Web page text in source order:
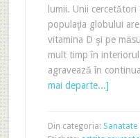
lumii. Unii
populaţia globului
vitamina D şi pe
mult timp în
agravează în
mai departe...]
Din categoria: Sanatate